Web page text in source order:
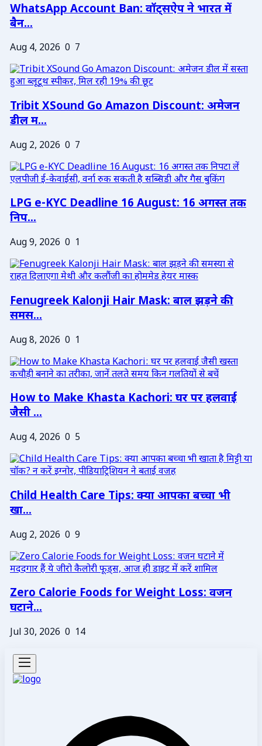
WhatsApp Account Ban: वॉट्सऐप ने भारत में
बैन...
Aug 4, 2026 0 7
Tribit XSound Go Amazon Discount: अमेजन
डील म...
Aug 2, 2026 0 7
LPG e-KYC Deadline 16 August: 16 अगस्त तक
निप...
Aug 9, 2026 0 1
Fenugreek Kalonji Hair Mask: बाल झड़ने की
समस...
Aug 8, 2026 0 1
How to Make Khasta Kachori: घर पर हलवाई
जैसी ...
Aug 4, 2026 0 5
Child Health Care Tips: क्या आपका बच्चा भी
खा...
Aug 2, 2026 0 9
Zero Calorie Foods for Weight Loss: वजन
घटाने...
Jul 30, 2026 0 14